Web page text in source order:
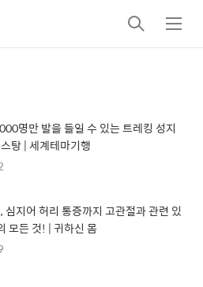
검
색
메
뉴
명만 발을 들일 수 있는 트레킹 성지
탕 | 세계테마기행
심지어 허리 통증까지 고관절과 관련 있
모든 것! | 귀하신 몸